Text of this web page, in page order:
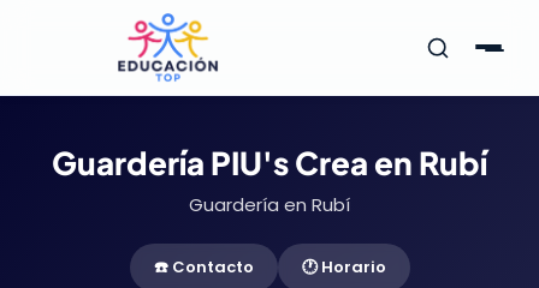
Guardería PIU's Crea en Rubí
Guardería en Rubí
☎️ Contacto 🕐 Horario